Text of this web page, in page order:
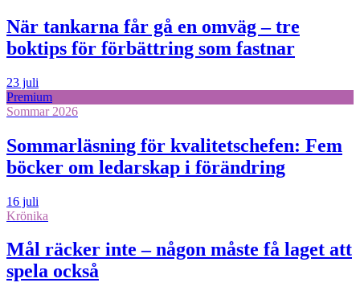
När tankarna får gå en omväg – tre
boktips för förbättring som fastnar
23 juli
Premium
Sommar 2026
Sommarläsning för kvalitetschefen: Fem
böcker om ledarskap i förändring
16 juli
Krönika
Mål räcker inte – någon måste få laget att
spela också